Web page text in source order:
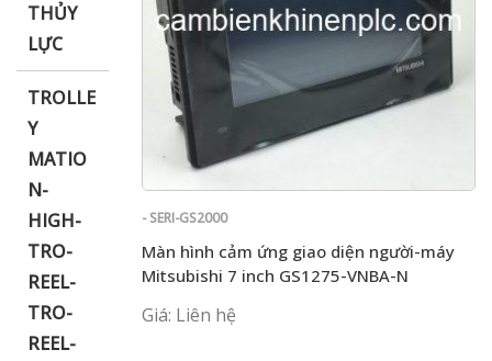
THỦY
LỰC
TROLLE
Y
MATIO
N-
HIGH-
TRO-
REEL-
TRO-
REEL-
- SERI-GS2000
Màn hình cảm ứng giao diện người-máy
Mitsubishi 7 inch GS1275-VNBA-N
Giá: Liên hệ